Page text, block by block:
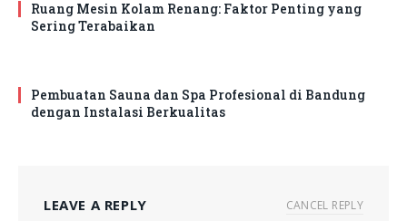
Ruang Mesin Kolam Renang: Faktor Penting yang
Sering Terabaikan
Pembuatan Sauna dan Spa Profesional di Bandung
dengan Instalasi Berkualitas
LEAVE A REPLY CANCEL REPLY